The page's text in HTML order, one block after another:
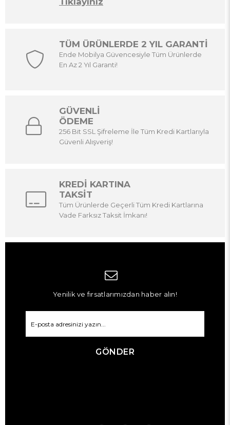
TÜM ÜRÜNLERDE 2 YIL GARANTİ
Ende Mobilya Güvencesiyle Tüm Ürünlerde
En Az 2 Yıl Garanti!
GÜVENLİ
ÖDEME
256 Bit SSL Şifreleme İle Tüm Kredi Kartlarıyla
Güvenli Alışveriş!
KREDİ KARTINA
TAKSİT
Tüm Ürünlerde Geçerli Tüm Kredi Kartlarına
Vade Farksız Taksit İmkanı!
Yenilik ve fırsatlarımızdan haber alın!
GÖNDER